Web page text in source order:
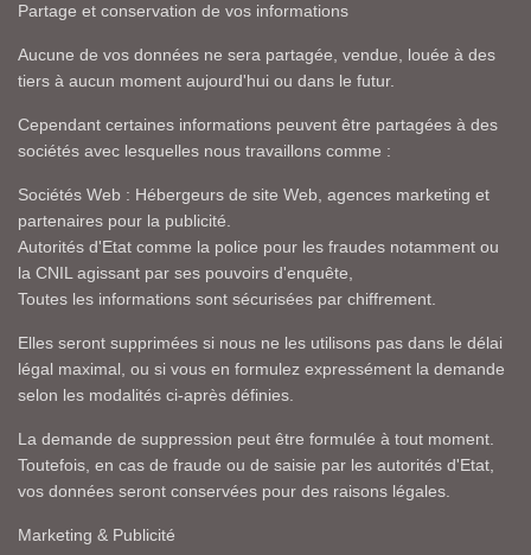
Partage et conservation de vos informations
Aucune de vos données ne sera partagée, vendue, louée à des
tiers à aucun moment aujourd'hui ou dans le futur.
Cependant certaines informations peuvent être partagées à des
sociétés avec lesquelles nous travaillons comme :
Sociétés Web : Hébergeurs de site Web, agences marketing et
partenaires pour la publicité.
Autorités d'Etat comme la police pour les fraudes notamment ou
la CNIL agissant par ses pouvoirs d'enquête,
Toutes les informations sont sécurisées par chiffrement.
Elles seront supprimées si nous ne les utilisons pas dans le délai
légal maximal, ou si vous en formulez expressément la demande
selon les modalités ci-après définies.
La demande de suppression peut être formulée à tout moment.
Toutefois, en cas de fraude ou de saisie par les autorités d'Etat,
vos données seront conservées pour des raisons légales.
Marketing & Publicité